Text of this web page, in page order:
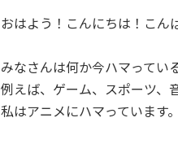
おはよう！こんにちは！こん
みなさんは何か今ハマってい
例えば、ゲーム、スポーツ、
私はアニメにハマっています。